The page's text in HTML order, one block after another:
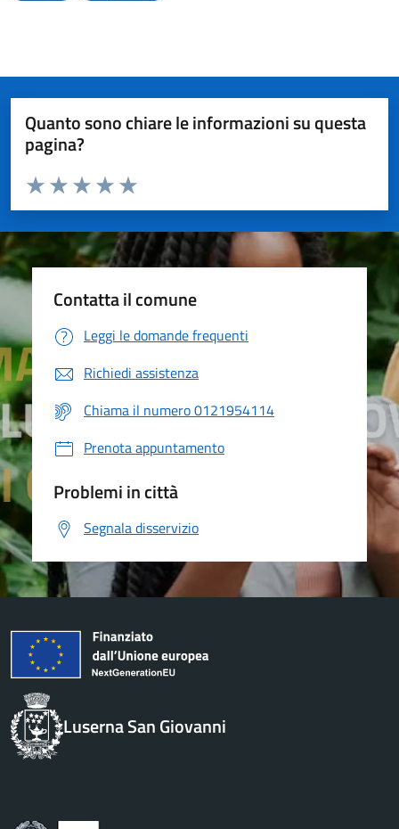
Quanto sono chiare le informazioni su questa
pagina?
Valuta da 1 a 5 stelle la pagina
Valuta 5 stelle su 5
Valuta 4 stelle su 5
Valuta 3 stelle su 5
Valuta 2 stelle su 5
Valuta 1 stelle su 5
Contatta il comune
Leggi le domande frequenti
Richiedi assistenza
Chiama il numero 0121954114
Prenota appuntamento
Problemi in città
Segnala disservizio
Luserna San Giovanni